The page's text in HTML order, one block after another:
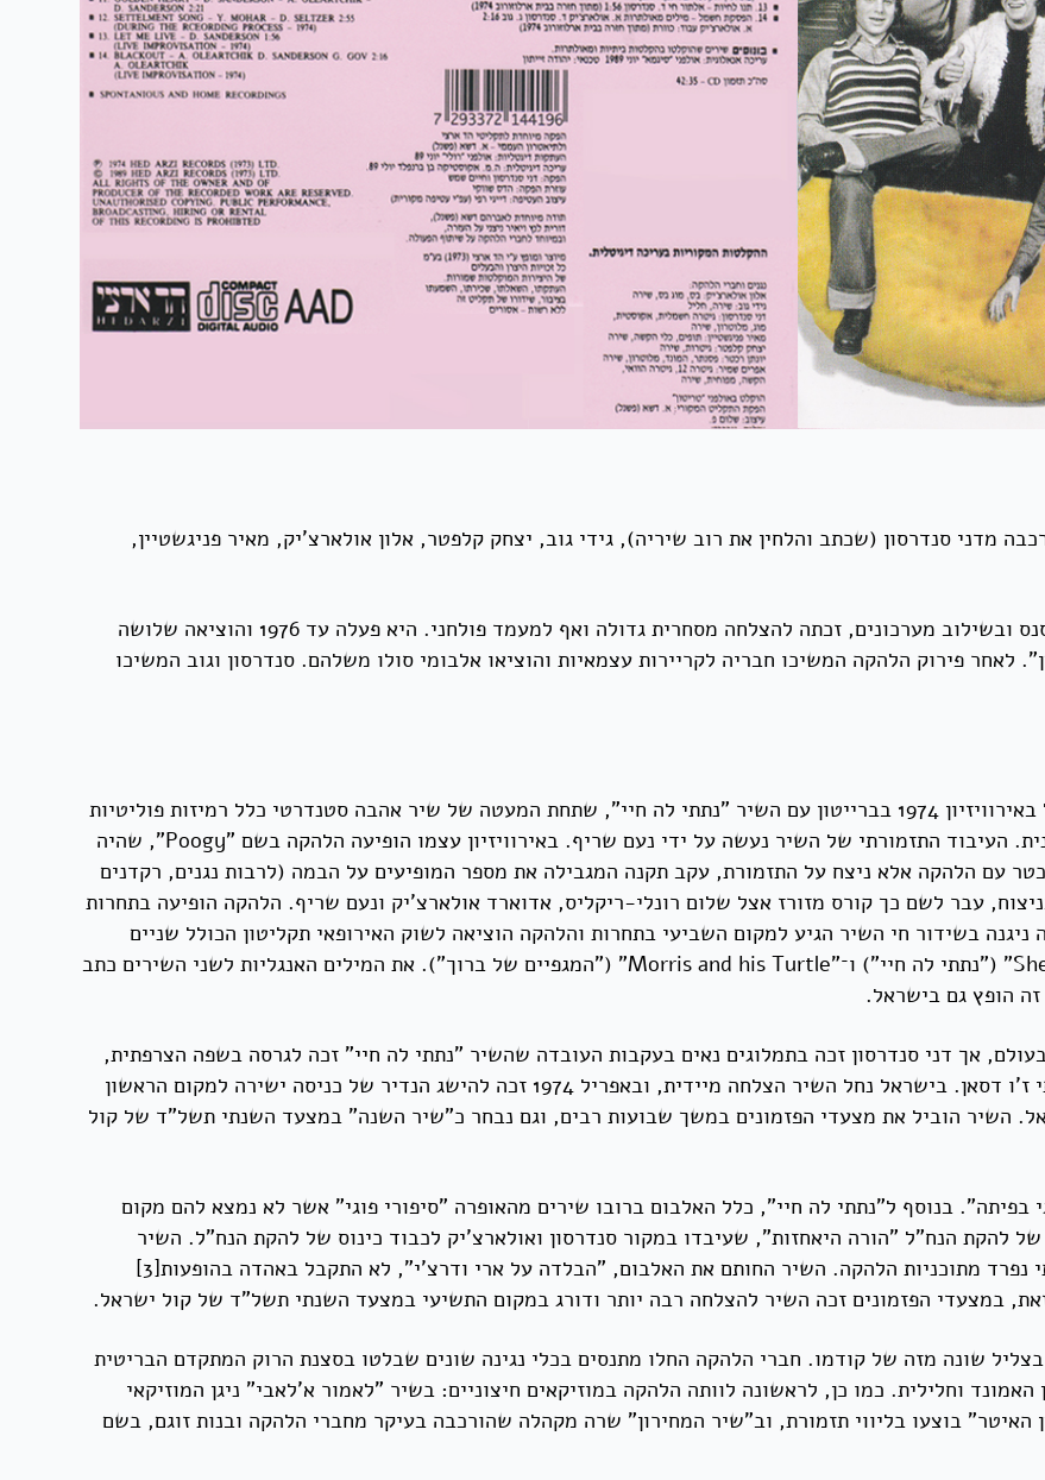
להקת רוק ישראלית שהוקמה בשנת 1973, והורכבה מדני סנדרסון (שכתב והלחין את רוב שיריה), גידי גוב, יצחק קלפטר, אלון אולארצ'יק, מאיר פניגשטיין,
הלהקה, שהתאפיינה בסגנון רוק מלודי עשיר בהומור נונסנס ובשילוב מערכונים, זכתה להצלחה מסחרית גדולה ואף למעמד פולחני. היא פעלה עד 1976 והוציאה שלושה
לאחר פירוק הלהקה המשיכו חבריה לקריירות עצמאיות והוציאו אלבומי סולו משלהם. סנדרסון וגוב המשיכו
בשנת 1974 בחרה רשות השידור בלהקה לייצג את ישראל באירוויזיון 1974 בברייטון עם השיר "נתתי לה חיי", שתחת המעטה של שיר אהבה סטנדרטי כלל רמיזות פוליטיות
כנגד שלטונה של גולדה מאיר ובעד הקמת מדינה פלסטינית. העיבוד התזמורתי של השיר נעשה על ידי נעם שריף. באירוויזיון עצמו הופיעה הלהקה בשם "Poogy", שהיה
רכטר עם הלהקה אלא ניצח על התזמורת, עקב תקנה המגבילה את מספר המופיעים על הבמה (לרבות נגנים, רקדנים
עבר לשם כך קורס מזורז אצל שלום רונלי-ריקליס, אדוארד אולארצ'יק ונעם שריף. הלהקה הופיעה בתחרות
בשידור חי השיר הגיע למקום השביעי בתחרות והלהקה הוציאה לשוק האירופאי תקליטון הכולל שניים
משיריהם בגרסאות אנגליות: "She Looked Me in the Eye" ("נתתי לה חיי") ו־"Morris and his Turtle" ("המגפיים של ברוך"). את המילים האנגליות לשני השירים כתב
זה הופץ גם בישראל.
אך דני סנדרסון זכה בתמלוגים נאים בעקבות העובדה שהשיר "נתתי לה חיי" זכה לגרסה בשפה הצרפתית,
"Le Service Militaire" בביצועו של כוכב הזמר הצרפתי ז'ו דסאן. בישראל נחל השיר הצלחה מיידית, ובאפריל 1974 זכה להישג הנדיר של כניסה ישירה למקום הראשון
השיר הוביל את מצעדי הפזמונים במשך שבועות רבים, וגם נבחר כ"שיר השנה" במצעד השנתי תשל"ד של קול
בנוסף ל"נתתי לה חיי", כלל האלבום ברובו שירים מהאופרה "סיפורי פוגי" אשר לא נמצא להם מקום
להקת הנח"ל "הורה היאחזות", שעיבדו במקור סנדרסון ואולארצ'יק לכבוד כינוס של להקת הנח"ל. השיר
בגרסת הלהקה זכה לאהדה רבה בהופעות והפך לחלק בלתי נפרד מתוכניות הלהקה. השיר החותם את האלבום, "הבלדה על ארי ודרצ'י", לא התקבל באהדה בהופעות[3]
שונה מזה של קודמו. חברי הלהקה החלו מתנסים בכלי נגינה שונים שבלטו בסצנת הרוק המתקדם הבריטית
מלוטרון, מוג, אורגן האמונד וחלילית. כמו כן, לראשונה לוותה הלהקה במוזיקאים חיצוניים: בשיר "לאמור א'לאבי" ניגן המוזיקאי
האיטר" בוצעו בליווי תזמורת, וב"שיר המחירון" שרה מקהלה שהורכבה בעיקר מחברי הלהקה ובנות זוגם, בשם